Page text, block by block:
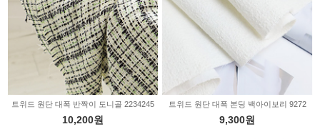
트위드 원단 대폭 반짝이 도니골 2234245
10,200원
트위드 원단 대폭 본딩 백아이보리 9272
9,300원